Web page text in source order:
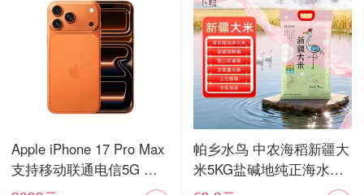
Apple iPhone 17 Pro Max
支持移动联通电信5G 双
卡双待手机【现货发售】
帕乡水鸟 中农海稻新疆大
米5KG盐碱地纯正海水稻
当季新米